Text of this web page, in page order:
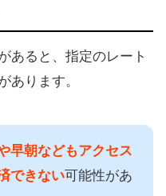
あると、指定のレート
あります。
早朝などもアクセス
できない可能性があ